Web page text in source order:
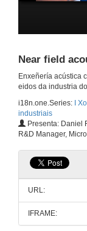
Near field
Enxeñería acústica
eidos da industria
i18n.one.Series:
I
industriais
Presenta: Daniel
R&D Manager,
URL:
IFRAME: